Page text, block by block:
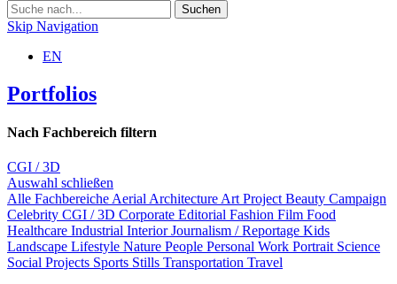
Skip Navigation
EN
Portfolios
Nach Fachbereich filtern
CGI / 3D
Auswahl schließen
Alle Fachbereiche Aerial Architecture Art Project Beauty Campaign
Celebrity CGI / 3D Corporate Editorial Fashion Film Food
Healthcare Industrial InteriorJournalism / Reportage Kids
Landscape Lifestyle Nature People Personal Work Portrait Science
Social Projects Sports Stills Transportation Travel